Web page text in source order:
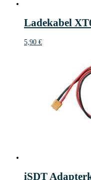
Ladekabel
5,90 €
iSDT